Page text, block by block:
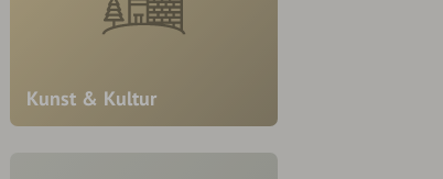
Kunst & Kultur